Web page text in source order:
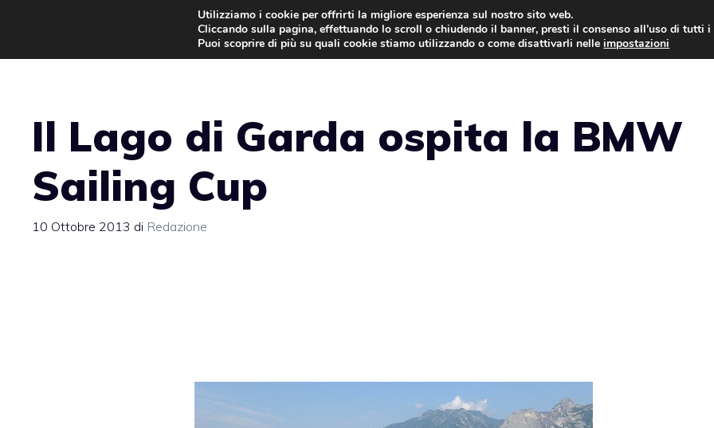
contenuto
NEWS LEGGI & NORMATIVE
Il Lago di Garda ospita la BMW
Sailing Cup
10 Ottobre 2013 di Redazione
Utilizziamo i cookie per offrirti la migliore esperienza sul nostro sito web.
Cliccando sulla pagina, effettuando lo scroll o chiudendo il banner, presti il consenso all’uso di tutti
Puoi scoprire di più su quali cookie stiamo utilizzando o come disattivarli nelleimpostazioni